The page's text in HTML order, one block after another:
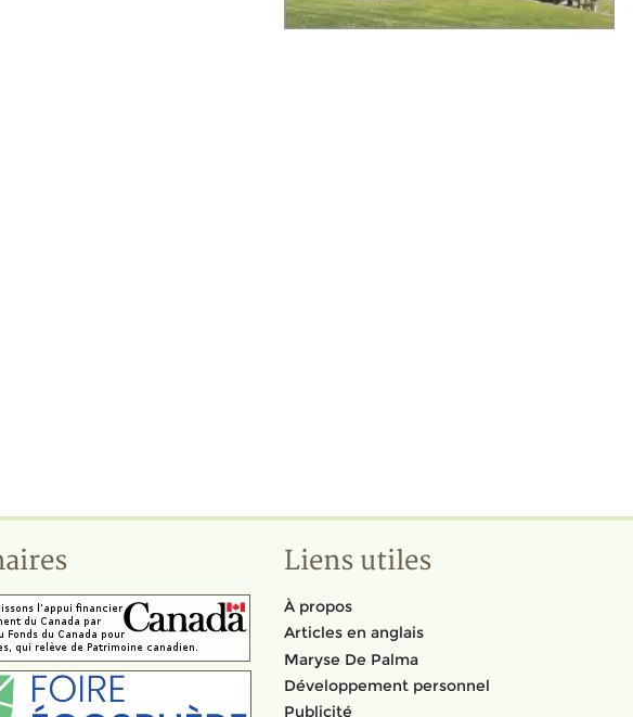
Liens utiles
À propos
Articles en anglais
Maryse De Palma
Développement personnel
Publicité